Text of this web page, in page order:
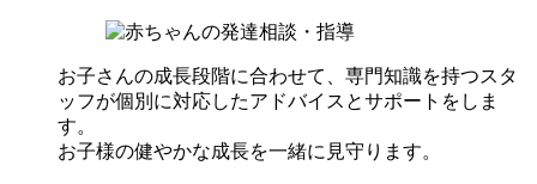
お子さんの成長段階に合わせて、専門知識を持つスタ
ッフが個別に対応したアドバイスとサポートをしま
す。
お子様の健やかな成長を一緒に見守ります。